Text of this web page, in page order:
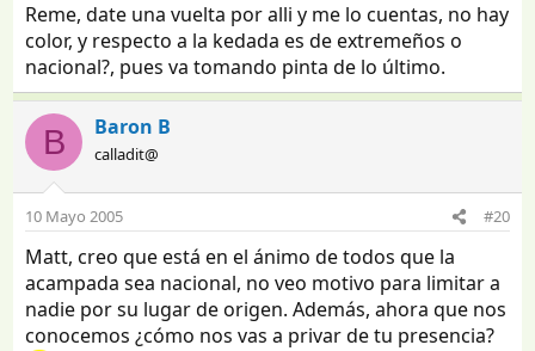
Reme, date una vuelta por alli y me lo cuentas, no hay
color, y respecto a la kedada es de extremeños o
nacional?, pues va tomando pinta de lo último.
B Baron B
calladit@
10 Mayo 2005 #20
Matt, creo que está en el ánimo de todos que la
acampada sea nacional, no veo motivo para limitar a
nadie por su lugar de origen. Además, ahora que nos
conocemos ¿cómo nos vas a privar de tu presencia?